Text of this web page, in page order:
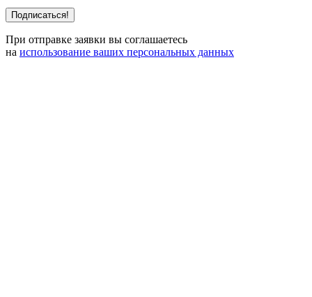
При отправке заявки вы соглашаетесь
на использование ваших персональных данных